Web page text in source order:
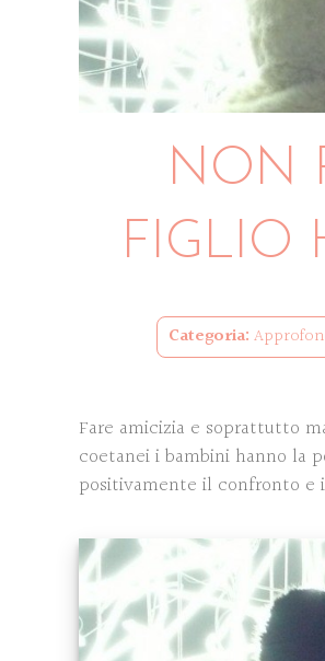
NON
FIGLIO
Categoria:
Fare amicizia e soprattutto
coetanei i bambini hanno la
positivamente il confronto e